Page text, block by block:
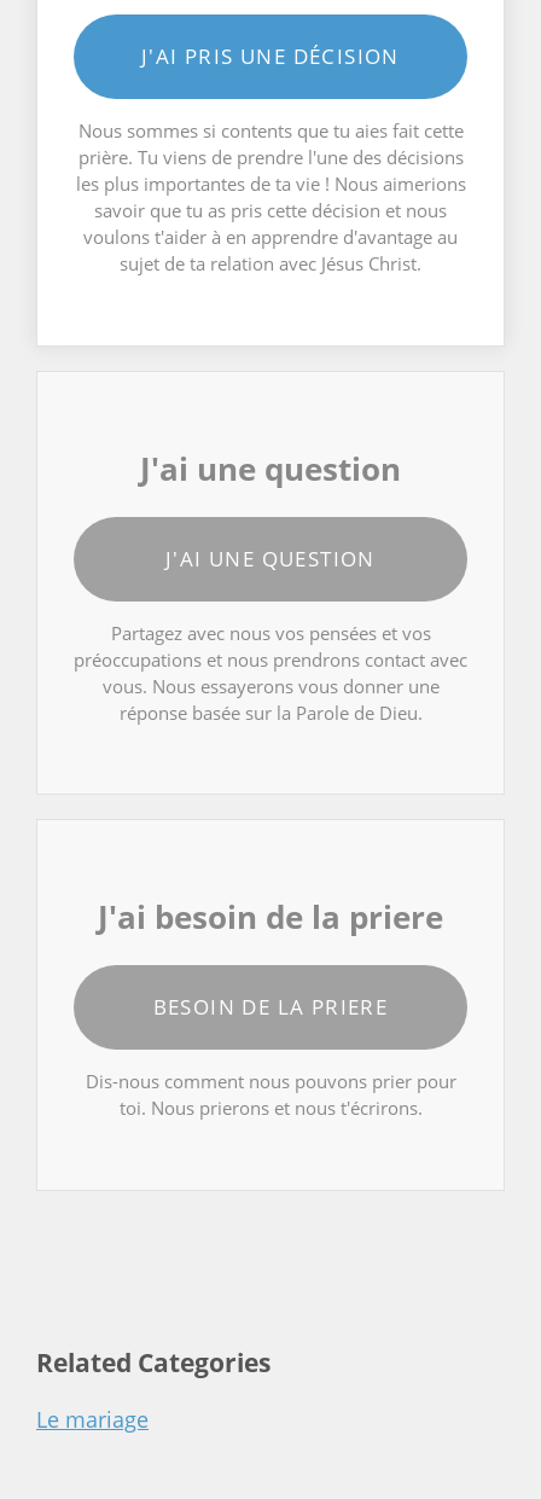
J'AI PRIS UNE DÉCISION
Nous sommes si contents que tu aies fait cette
prière. Tu viens de prendre l'une des décisions
les plus importantes de ta vie ! Nous aimerions
savoir que tu as pris cette décision et nous
voulons t'aider à en apprendre d'avantage au
sujet de ta relation avec Jésus Christ.
J'ai une question
J'AI UNE QUESTION
Partagez avec nous vos pensées et vos
préoccupations et nous prendrons contact avec
vous. Nous essayerons vous donner une
réponse basée sur la Parole de Dieu.
J'ai besoin de la priere
BESOIN DE LA PRIERE
Dis-nous comment nous pouvons prier pour
toi. Nous prierons et nous t'écrirons.
Related Categories
Le mariage